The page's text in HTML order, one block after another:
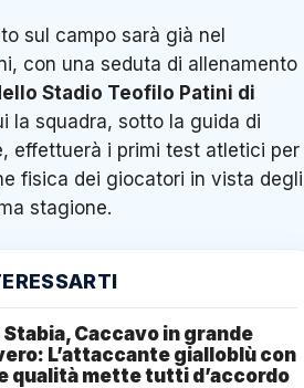
sul campo sarà già nel
con una seduta di allenamento
Stadio Teofilo Patini di
la squadra, sotto la guida di
effettuerà i primi test atletici per
fisica dei giocatori in vista degli
stagione.
Caccavo in grande
L’attaccante gialloblù con
qualità mette tutti d’accordo